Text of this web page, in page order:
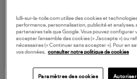
lulli-sur-la-toile.com utilise des cookies et
performance, personnalisation, publicité et analyses,
partenaires tels que Google. Vous pouvez configurer
accepter l’ensemble des cookies (« J’accepte ») ou
nécessaires (« Continuer sans accepter »). Pour en
vos données,
consulter notre politique de cookies
Paramètres des cookies